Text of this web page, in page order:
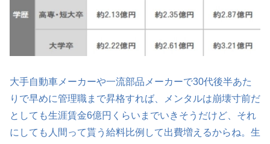
大手自動車メーカーや一流部品メーカーで30代後半あた
りで早めに管理職まで昇格すれば、メンタルは崩壊寸前だ
としても生涯賃金6億円くらいまでいきそうだけど、それ
にしても人間って貰う給料比例して出費増えるからね。生